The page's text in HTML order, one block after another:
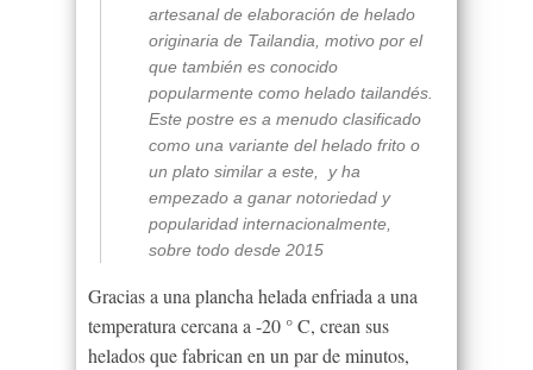
artesanal de elaboración de helado
originaria de Tailandia, motivo por el
que también es conocido
popularmente como helado tailandés.
Este postre es a menudo clasificado
como una variante del helado frito o
un plato similar a este
y ha
empezado a ganar notoriedad y
popularidad internacionalmente,
sobre todo desde 2015
Gracias a una plancha helada enfriada a una
temperatura cercana a -20 ° C, crean sus
helados que fabrican en un par de minutos,